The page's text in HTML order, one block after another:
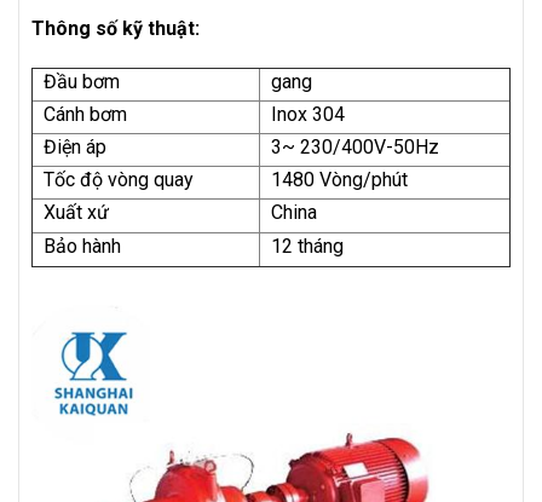
Thông số kỹ thuật:
Đầu bơm
gang
Cánh bơm
Inox 304
Điện áp
3~ 230/400V-50Hz
Tốc độ vòng quay
1480 Vòng/phút
Xuất xứ
China
Bảo hành
12 tháng